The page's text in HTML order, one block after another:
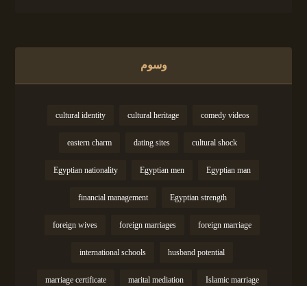
وسوم
comedy videos
cultural heritage
cultural identity
cultural shock
dating sites
eastern charm
Egyptian man
Egyptian men
Egyptian nationality
Egyptian strength
financial management
foreign marriage
foreign marriages
foreign wives
husband potential
international schools
Islamic marriage
marital mediation
marriage certificate